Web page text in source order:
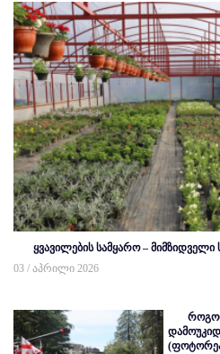
ყვავილების სამყარო –
03 / აპრილი 2026